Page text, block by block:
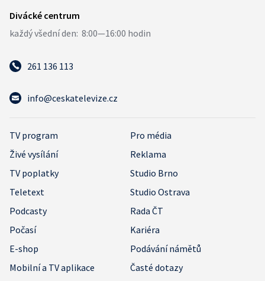
261 136 113
info@ceskatelevize.cz
TV program
Pro média
Živé vysílání
Reklama
TV poplatky
Studio Brno
Teletext
Studio Ostrava
Podcasty
Rada ČT
Počasí
Kariéra
E-shop
Podávání námětů
Mobilní a TV aplikace
Časté dotazy